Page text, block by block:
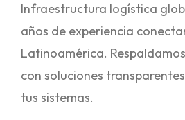
Infraestructura logística
años de experiencia
Latinoamérica.
con soluciones
tus sistemas.